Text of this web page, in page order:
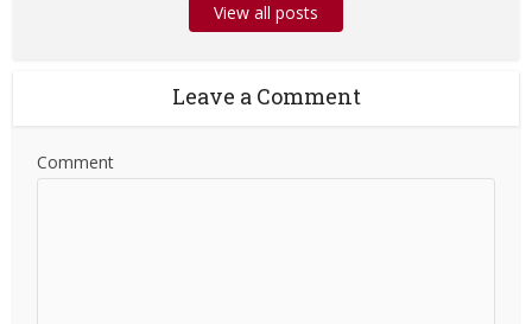
View all posts
Leave a Comment
Comment